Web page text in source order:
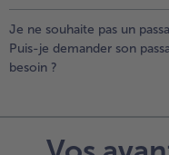
Je ne souhaite pas un
Puis-je demander son
besoin ?